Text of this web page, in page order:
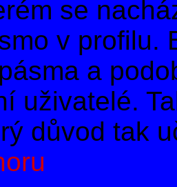
se
v profilu.
a
uživatelé.
důvod tak